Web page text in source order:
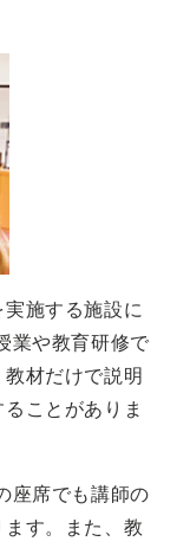
施する施設に
業や教育研修で
材だけで説明
ことがありま
座席でも講師の
す。また、教